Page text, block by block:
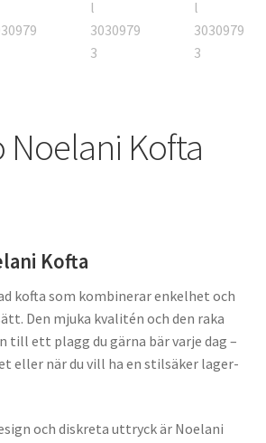
Noelani Kofta
Kofta
kofta som kombinerar enkelhet och
Den mjuka kvalitén och den raka
till ett plagg du gärna bär varje dag –
eller när du vill ha en stilsäker lager-
och diskreta uttryck är Noelani